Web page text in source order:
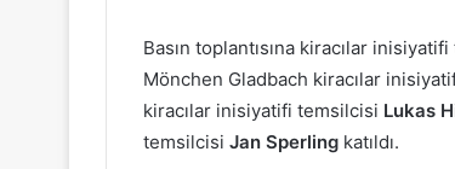
Basın toplantısına kiracılar
Mönchen Gladbach kiracılar
kiracılar inisiyatifi temsilcisi Lukas
temsilcisi Jan Sperling katıldı.